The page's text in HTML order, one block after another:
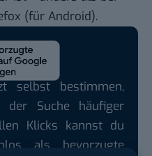
(für Android).
selbst bestimmen,
Suche häufiger
Klicks kannst du
als bevorzugte